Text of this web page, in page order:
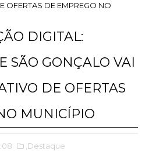
OFERTAS DE EMPREGO NO
DIGITAL:
SÃO GONÇALO VAI
DE OFERTAS
MUNICÍPIO
,Destaque